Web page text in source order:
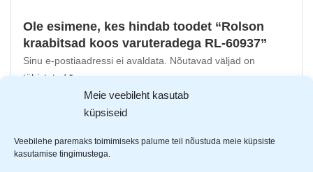
Meie veebileht kasutab
küpsiseid
Veebilehe paremaks toimimiseks palume teil nõustuda meie küpsiste
kasutamise tingimustega.
Ole esimene, kes hindab toodet “Rolson
kraabitsad koos varuteradega RL-60937”
Sinu e-postiaadressi ei avaldata.
Nõutavad väljad on
tähistatud*-ga